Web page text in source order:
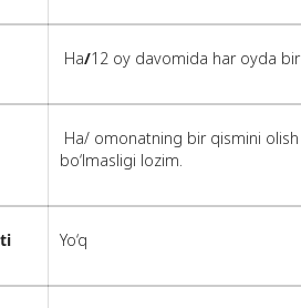
Ha/12 oy davomida har oyda bir
Ha/ omonatning bir qismini
bo‘lmasligi lozim.
Yo‘q